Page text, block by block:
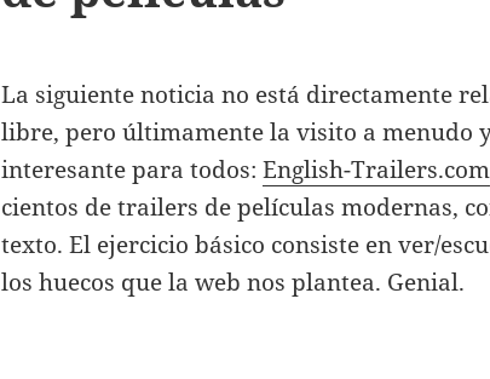
La siguiente noticia no está directamente
libre, pero últimamente la visito a menudo
interesante para todos:English-Trailers.com
cientos de trailers de películas modernas,
texto. El ejercicio básico consiste en ver/
los huecos que la web nos plantea. Genial.